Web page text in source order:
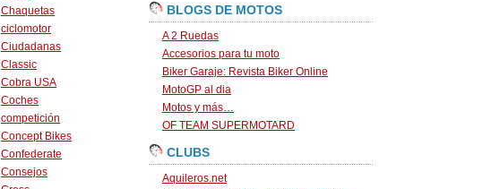
Chaquetas
ciclomotor
Ciudadanas
Classic
Cobra USA
Coches
competición
Concept Bikes
Confederate
Consejos
BLOGS DE MOTOS
A 2 Ruedas
Accesorios para tu moto
Biker Garaje: Revista Biker Online
MotoGP al dia
Motos y más…
OF TEAM SUPERMOTARD
CLUBS
Aquileros.net